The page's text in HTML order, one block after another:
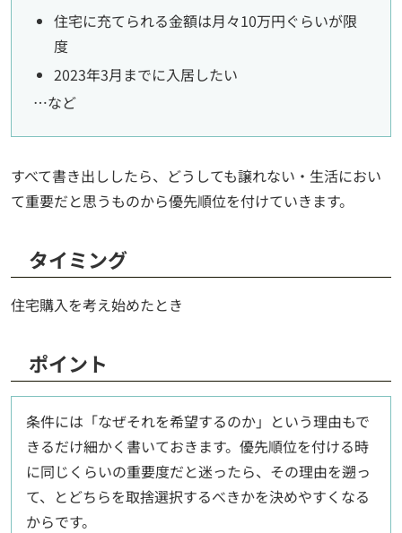
住宅に充てられる金額は月々10万円ぐらいが限
度
2023年3月までに入居したい
…など
すべて書き出ししたら、どうしても譲れない・生活におい
て重要だと思うものから優先順位を付けていきます。
タイミング
住宅購入を考え始めたとき
ポイント
条件には「なぜそれを希望するのか」という理由もで
きるだけ細かく書いておきます。優先順位を付ける時
に同じくらいの重要度だと迷ったら、その理由を遡っ
て、とどちらを取捨選択するべきかを決めやすくなる
からです。